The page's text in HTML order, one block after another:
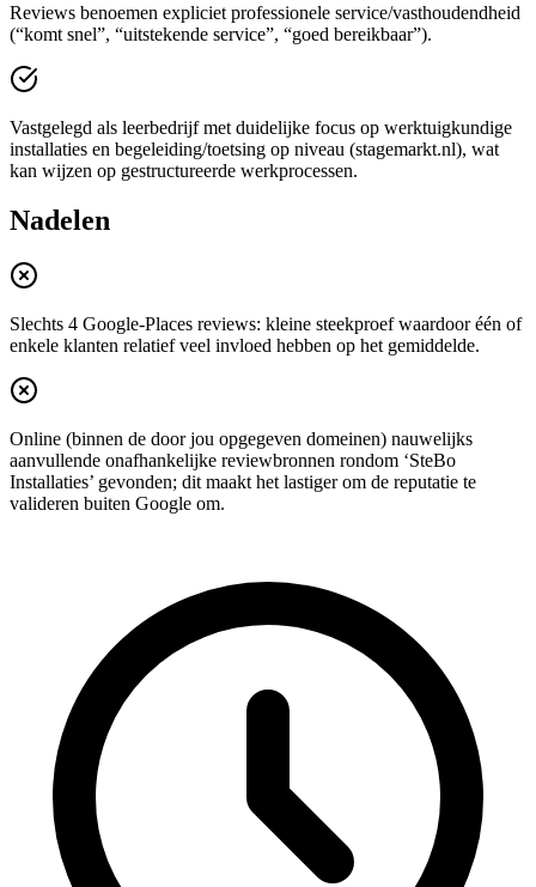
Reviews benoemen expliciet professionele service/vasthoudendheid
(“komt snel”, “uitstekende service”, “goed bereikbaar”).
Vastgelegd als leerbedrijf met duidelijke focus op werktuigkundige
installaties en begeleiding/toetsing op niveau (stagemarkt.nl), wat
kan wijzen op gestructureerde werkprocessen.
Nadelen
Slechts 4 Google-Places reviews: kleine steekproef waardoor één of
enkele klanten relatief veel invloed hebben op het gemiddelde.
Online (binnen de door jou opgegeven domeinen) nauwelijks
aanvullende onafhankelijke reviewbronnen rondom ‘SteBo
Installaties’ gevonden; dit maakt het lastiger om de reputatie te
valideren buiten Google om.